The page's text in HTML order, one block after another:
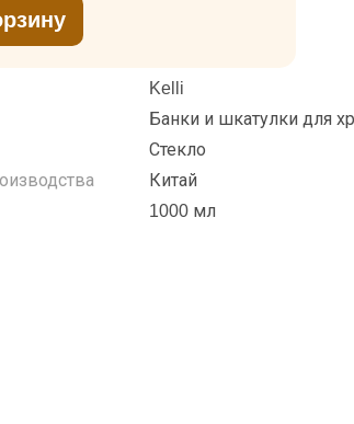
Kelli
Банки и шкатулки для
Стекло
Китай
1000 мл